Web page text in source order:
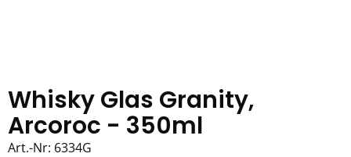
Whisky Glas Granity,
Arcoroc - 350ml
Art.-Nr: 6334G